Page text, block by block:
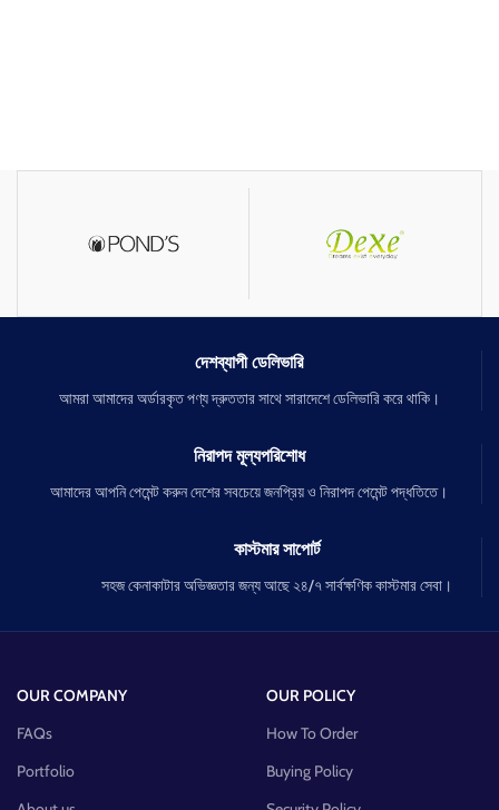
দেশব্যাপী ডেলিভারি
আমরা আমাদের অর্ডারকৃত পণ্য দ্রুততার সাথে সারাদেশে ডেলিভারি করে থাকি।
নিরাপদ মূল্যপরিশোধ
আমাদের আপনি পেমেন্ট করুন দেশের সবচেয়ে জনপ্রিয় ও নিরাপদ পেমেন্ট পদ্ধতিতে।
কাস্টমার সাপোর্ট
সহজ কেনাকাটার অভিজ্ঞতার জন্য আছে ২৪/৭ সার্বক্ষণিক কাস্টমার সেবা।
OUR COMPANY
FAQs
Portfolio
OUR POLICY
How To Order
Buying Policy